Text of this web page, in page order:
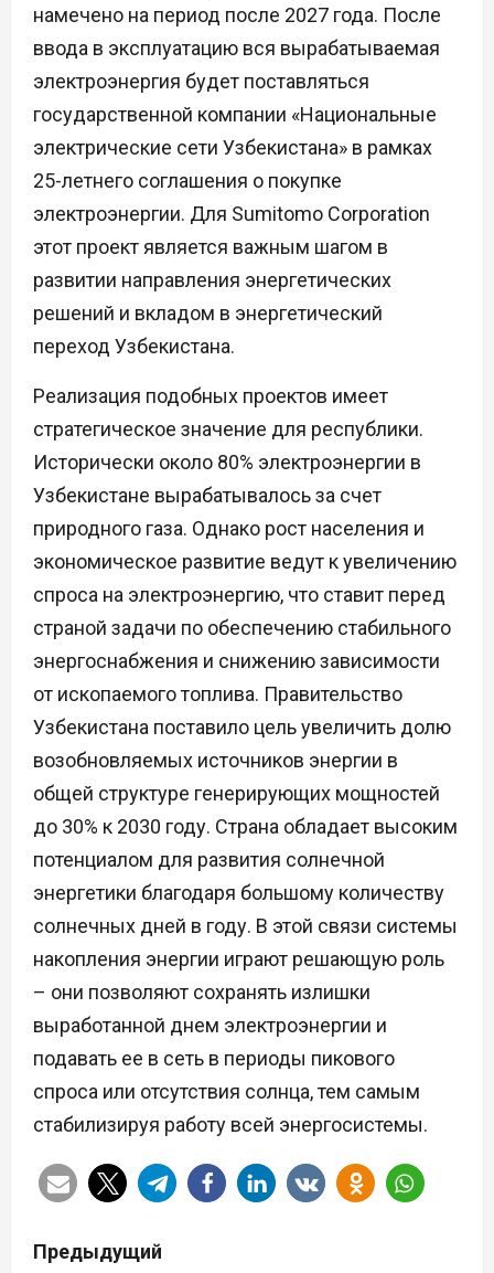
намечено на период после 2027 года. После
ввода в эксплуатацию вся вырабатываемая
электроэнергия будет поставляться
государственной компании «Национальные
электрические сети Узбекистана» в рамках
25-летнего соглашения о покупке
электроэнергии. Для Sumitomo Corporation
этот проект является важным шагом в
развитии направления энергетических
решений и вкладом в энергетический
переход Узбекистана.
Реализация подобных проектов имеет
стратегическое значение для республики.
Исторически около 80% электроэнергии в
Узбекистане вырабатывалось за счет
природного газа. Однако рост населения и
экономическое развитие ведут к увеличению
спроса на электроэнергию, что ставит перед
страной задачи по обеспечению стабильного
энергоснабжения и снижению зависимости
от ископаемого топлива. Правительство
Узбекистана поставило цель увеличить долю
возобновляемых источников энергии в
общей структуре генерирующих мощностей
до 30% к 2030 году. Страна обладает высоким
потенциалом для развития солнечной
энергетики благодаря большому количеству
солнечных дней в году. В этой связи системы
накопления энергии играют решающую роль
– они позволяют сохранять излишки
выработанной днем электроэнергии и
подавать ее в сеть в периоды пикового
спроса или отсутствия солнца, тем самым
стабилизируя работу всей энергосистемы.
Н
Предыдущий